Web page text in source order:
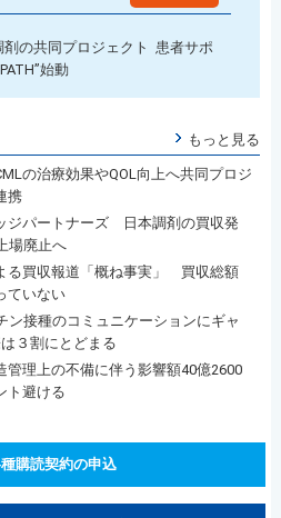
剤の共同プロジェクト 患者サポ
始動
もっと見る
の治療効果やQOL向上へ共同プロジ
携
ジパートナーズ 日本調剤の買収発
廃止へ
る買収報道「概ね事実」 買収総額
ていない
接種のコミュニケーションにギャ
３割にとどまる
理上の不備に伴う影響額40億2600
ト避ける
購読契約の申込